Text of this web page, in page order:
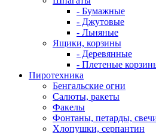
- Бумажные
- Джутовые
- Льняные
Ящики, корзины
- Деревянные
- Плетеные
Пиротехника
Бенгальские огни
Салюты, ракеты
Факелы
Фонтаны, петарды,
Хлопушки, серпантин